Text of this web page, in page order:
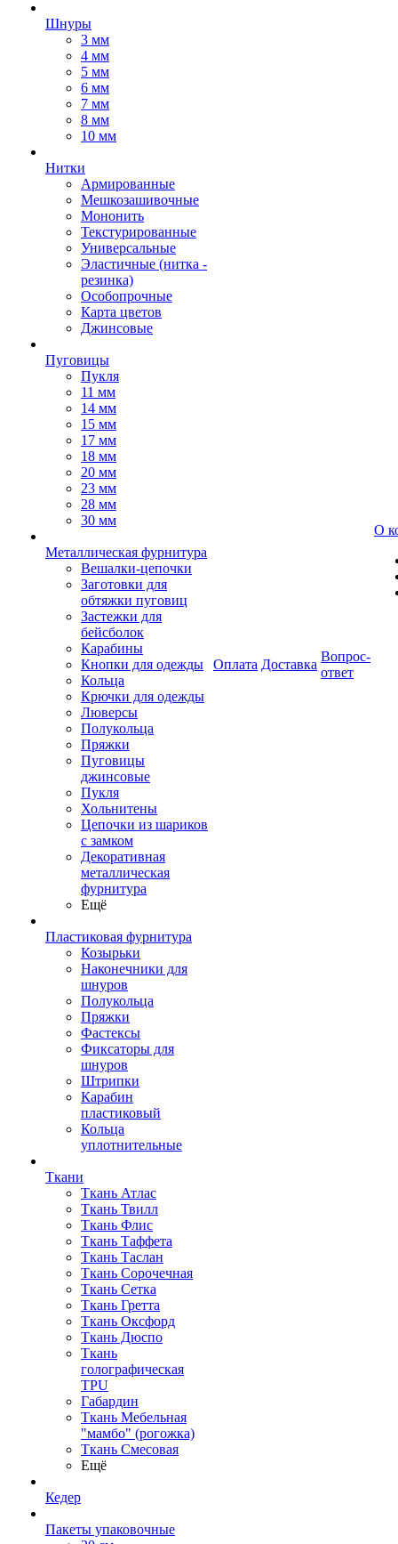
Шнуры
3 мм
4 мм
5 мм
6 мм
7 мм
8 мм
10 мм
Нитки
Армированные
Мешкозашивочные
Мононить
Текстурированные
Универсальные
Эластичные (нитка -
резинка)
Особопрочные
Карта цветов
Джинсовые
Пуговицы
Пукля
11 мм
14 мм
15 мм
17 мм
18 мм
20 мм
23 мм
28 мм
30 мм
Металлическая фурнитура
Вешалки-цепочки
Заготовки для
обтяжки пуговиц
Застежки для
бейсболок
Карабины
Кнопки для одежды
Кольца
Крючки для одежды
Люверсы
Полукольца
Пряжки
Пуговицы
джинсовые
Пукля
Хольнитены
Цепочки из шариков
с замком
Декоративная
металлическая
фурнитура
Ещё
Пластиковая фурнитура
Козырьки
Наконечники для
шнуров
Полукольца
Пряжки
Фастексы
Фиксаторы для
шнуров
Штрипки
Карабин
пластиковый
Кольца
уплотнительные
Ткани
Ткань Атлас
Ткань Твилл
Ткань Флис
Ткань Таффета
Ткань Таслан
Ткань Сорочечная
Ткань Сетка
Ткань Гретта
Ткань Оксфорд
Ткань Дюспо
Ткань
голографическая
TPU
Габардин
Ткань Мебельная
"мамбо" (рогожка)
Ткань Смесовая
Ещё
Кедер
Пакеты упаковочные
Оплата Доставка
Вопрос-
ответ
О